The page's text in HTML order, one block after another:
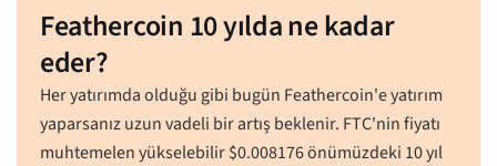
Feathercoin 10 yılda ne kadar
eder?
Her yatırımda olduğu gibi bugün Feathercoin'e yatırım
yaparsanız uzun vadeli bir artış beklenir. FTC'nin fiyatı
muhtemelen yükselebilir$0.008176önümüzdeki 10 yıl